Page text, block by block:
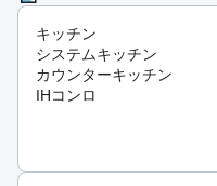
キッチン
システムキッチン
カウンターキッチン
IHコンロ